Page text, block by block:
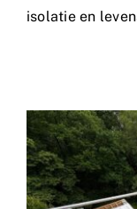
isolatie en